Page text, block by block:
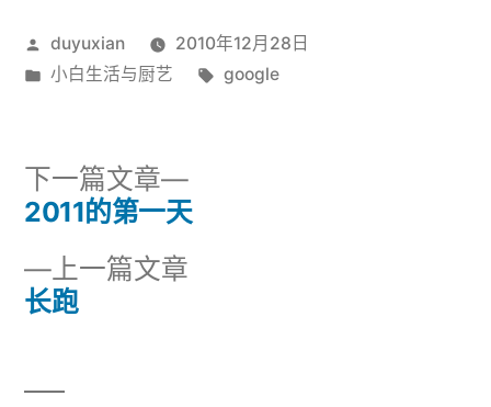
发
布
duyuxian
2010年12月28日
发
小白生活与厨艺
标
google
文
章
导
航
上一篇文章
长跑
下一篇文章
下
一
2011的第一天